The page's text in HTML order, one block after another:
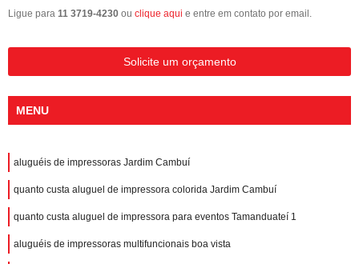
Ligue para 11 3719-4230 ou clique aqui e entre em contato por email.
Solicite um orçamento
MENU
aluguéis de impressoras Jardim Cambuí
quanto custa aluguel de impressora colorida Jardim Cambuí
quanto custa aluguel de impressora para eventos Tamanduateí 1
aluguéis de impressoras multifuncionais boa vista